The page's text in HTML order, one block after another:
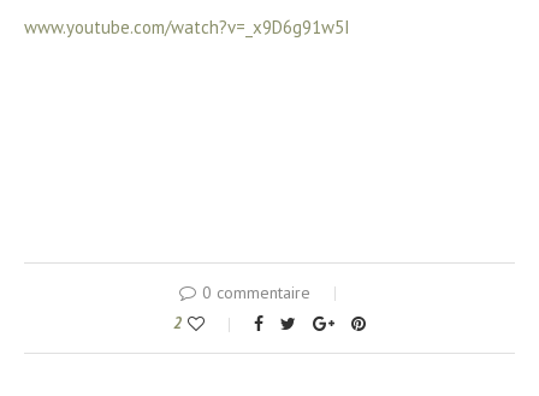
www.youtube.com/watch?v=_x9D6g91w5I
0 commentaire
2